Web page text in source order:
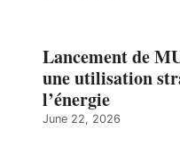
Lancement de
une utilisation
l’énergie
June 22, 2026